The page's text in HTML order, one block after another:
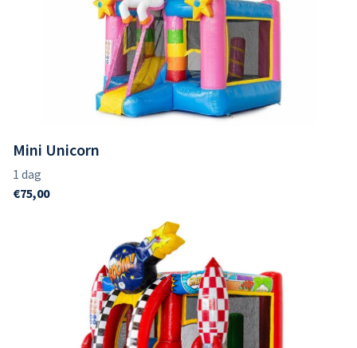
Mini Unicorn